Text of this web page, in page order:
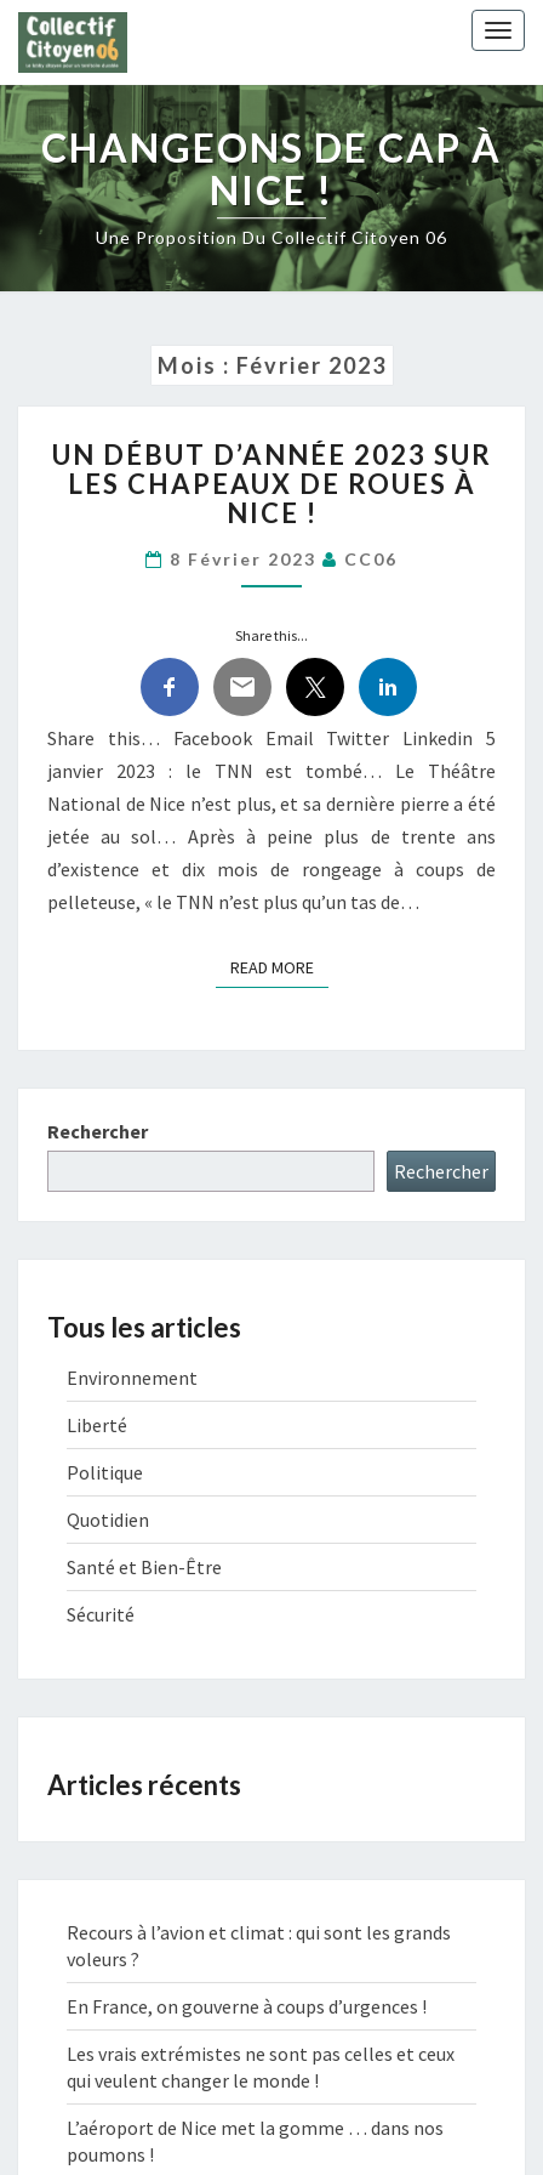
Skip
content
CHANGEONS DE CAP À
NICE !
Une Proposition Du Collectif Citoyen 06
Mois : Février 2023
DÉBUT
D’ANNÉE
2023
LES
CHAPEAUX
ROUES À
NICE
!
UN DÉBUT D’ANNÉE 2023 SUR
LES CHAPEAUX DE ROUES À
NICE !
8 Février 2023 CC06
Share this...
Share this… Facebook Email Twitter Linkedin 5
janvier 2023 : le TNN est tombé… Le Théâtre
National de Nice n’est plus, et sa dernière pierre a été
jetée au sol… Après à peine plus de trente ans
d’existence et dix mois de rongeage à coups de
pelleteuse, « le TNN n’est plus qu’un tas de…
READ MOREREAD MORE
Rechercher
Rechercher
Tous les articles
Environnement
Liberté
Politique
Quotidien
Santé et Bien-Être
Sécurité
Articles récents
Recours à l’avion et climat : qui sont les grands
voleurs ?
En France, on gouverne à coups d’urgences !
Les vrais extrémistes ne sont pas celles et ceux
qui veulent changer le monde !
L’aéroport de Nice met la gomme … dans nos
poumons !